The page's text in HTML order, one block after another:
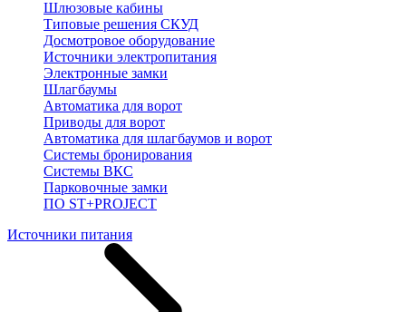
Шлюзовые кабины
Типовые решения СКУД
Досмотровое оборудование
Источники электропитания
Электронные замки
Шлагбаумы
Автоматика для ворот
Приводы для ворот
Автоматика для шлагбаумов и ворот
Системы бронирования
Системы ВКС
Парковочные замки
ПО ST+PROJECT
Источники питания